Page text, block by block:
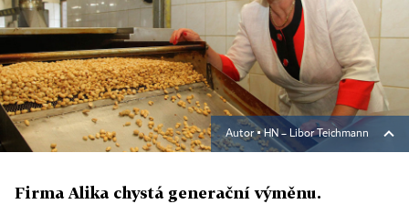
Autor ▪HN – Libor Teichmann
Firma Alika chystá generační výměnu.